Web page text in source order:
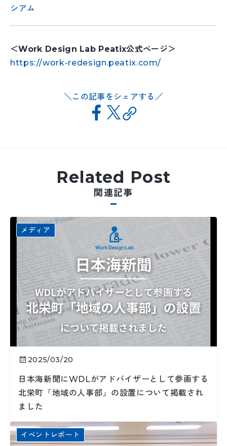
シアム
＜Work Design Lab Peatix公式ページ＞
https://work-redesign.peatix.com/
この記事をシェアする
Related Post
関連記事
メディア
2025/03/20
日本海新聞にWDLがアドバイザーとして参画する
北栄町「地域の人事部」の設置について掲載され
ました
イベントレポート